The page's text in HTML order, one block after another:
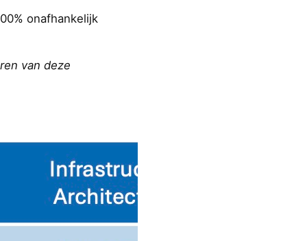
onafhankelijk
van deze